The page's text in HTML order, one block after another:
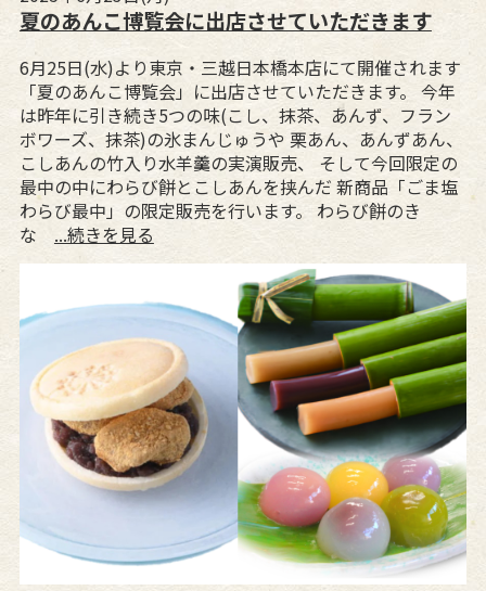
夏のあんこ博覧会に出店させていただきます
6月25日(水)より東京・三越日本橋本店にて開催されます
「夏のあんこ博覧会」に出店させていただきます。 今年
は昨年に引き続き5つの味(こし、抹茶、あんず、フラン
ボワーズ、抹茶)の氷まんじゅうや 栗あん、あんずあん、
こしあんの竹入り水羊羹の実演販売、 そして今回限定の
最中の中にわらび餅とこしあんを挟んだ 新商品「ごま塩
わらび最中」の限定販売を行います。 わらび餅のき
な ...続きを見る